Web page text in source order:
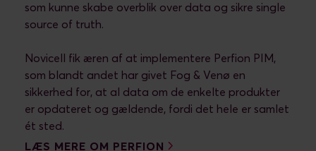
som kunne skabe overblik over data og sikre single
source of truth.
Novicell fik æren af at implementere Perfion PIM,
som blandt andet har givet Fog & Venø en
sikkerhed for, at al data om de enkelte produkter
er opdateret og gældende, fordi det hele er samlet
ét sted.
LÆS MERE OM PERFION